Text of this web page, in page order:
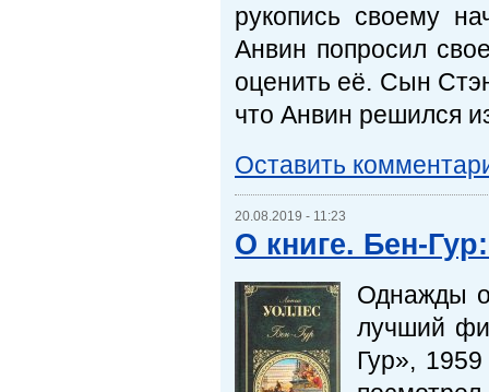
рукопись своему
Анвин попросил
оценить её. Сын
что Анвин решился
Оставить
20.08.2019 - 11:23
О книге. Бен-
Однажды
лучший
Гур»,